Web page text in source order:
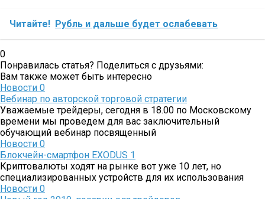
Читайте! Рубль и дальше будет ослабевать
0
Понравилась статья? Поделиться с друзьями:
Вам также может быть интересно
Новости 0
Вебинар по авторской торговой стратегии
Уважаемые трейдеры, сегодня в 18.00 по Московскому
времени мы проведем для вас заключительный
обучающий вебинар посвященный
Новости 0
Блокчейн-смартфон EXODUS 1
Криптовалюты ходят на рынке вот уже 10 лет, но
специализированных устройств для их использования
Новости 0